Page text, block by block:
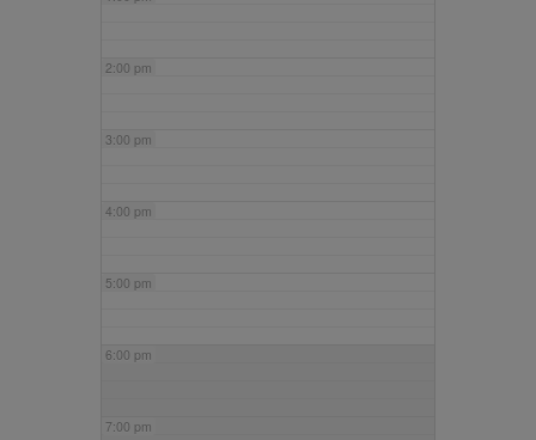
2:00 pm
3:00 pm
4:00 pm
5:00 pm
6:00 pm
7:00 pm